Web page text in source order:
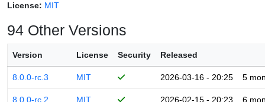
License: MIT
94 Other Versions
Version License Security Released
8.0.0-rc.3 MIT 2026-03-16 - 20:25 5
8.0.0-rc.2 MIT 2026-02-15 - 20:23 6